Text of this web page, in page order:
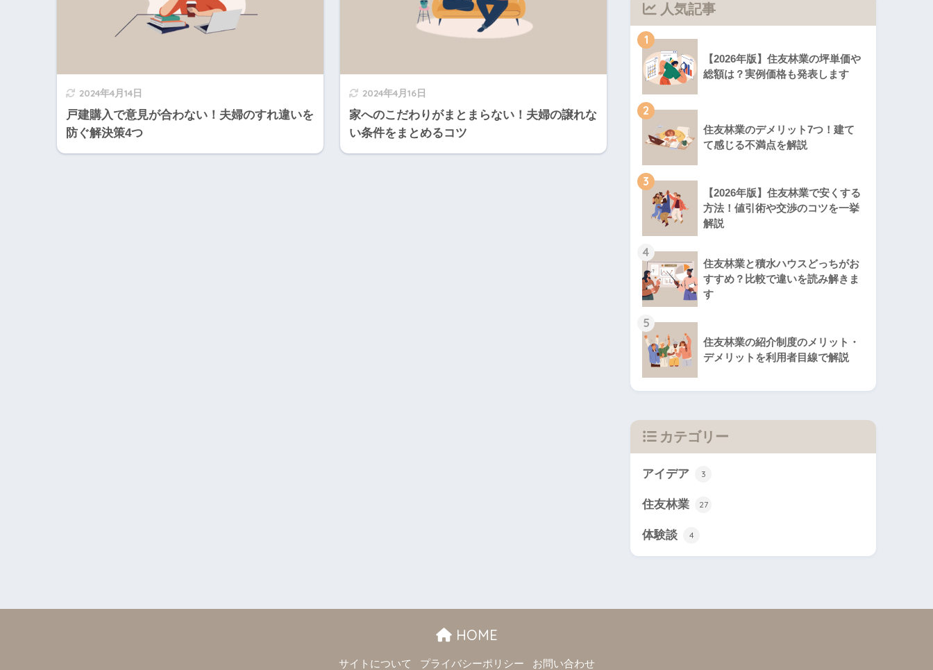
2024年4月14日
戸建購入で意見が合わない！夫婦のすれ違いを
防ぐ解決策4つ
2024年4月16日
家へのこだわりがまとまらない！夫婦の譲れな
い条件をまとめるコツ
人気記事
1
【2026年版】住友林業の坪単価や
総額は？実例価格も発表します
2
住友林業のデメリット7つ！建て
て感じる不満点を解説
3
【2026年版】住友林業で安くする
方法！値引術や交渉のコツを一挙
解説
4
住友林業と積水ハウスどっちがお
すすめ？比較で違いを読み解きま
す
5
住友林業の紹介制度のメリット・
デメリットを利用者目線で解説
カテゴリー
アイデア 3
住友林業 27
体験談 4
HOME
サイトについて プライバシーポリシー お問い合わせ